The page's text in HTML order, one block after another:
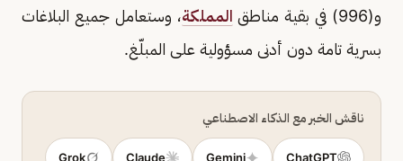
و(996) في بقية مناطق
المملكة، وستعامل جميع البلاغات
بسرية تامة دون أدنى مسؤولية على المبلّغ.
ناقش الخبر مع الذكاء الاصطناعي
ChatGPT
Gemini
Claude
Grok